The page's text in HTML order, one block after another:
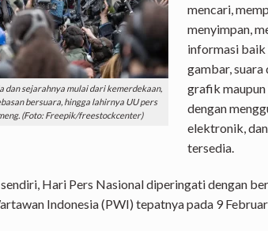
dan sejarahnya mulai dari kemerdekaan,
bersuara, hingga lahirnya UU pers
(Foto: Freepik/freestockcenter)
mencari,
menyimpan,
informasi baik
gambar, suara
grafik
dengan
elektronik,
tersedia.
Hari Pers Nasional diperingati dengan
Indonesia (PWI) tepatnya pada 9